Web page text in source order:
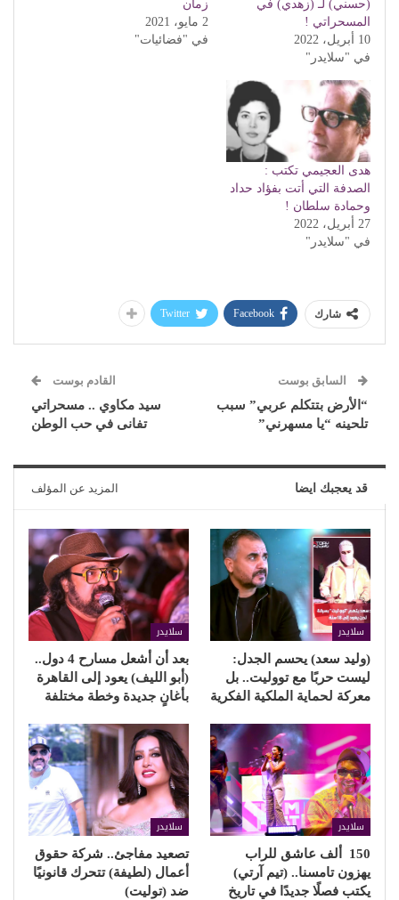
(حسني) لـ (زهدي) في
المسحراتي !
10 أبريل، 2022
في "سلايدر"
زمان
2 مايو، 2021
في "فضائيات"
هدى العجيمي تكتب :
الصدفة التي أتت بفؤاد حداد
وحمادة سلطان !
27 أبريل، 2022
في "سلايدر"
شارك Facebook
Twitter
السابق بوست
“الأرض بتتكلم عربي” سبب
تلحينه “يا مسهرني”
القادم بوست
سيد مكاوي .. مسحراتي
تفانى في حب الوطن
قد يعجبك ايضا المزيد عن المؤلف
سلايدر
(وليد سعد) يحسم الجدل:
ليست حربًا مع تووليت.. بل
معركة لحماية الملكية الفكرية
سلايدر
بعد أن أشعل مسارح 4 دول..
(أبو الليف) يعود إلى القاهرة
بأغانٍ جديدة وخطة مختلفة
سلايدر
150 ألف عاشق للراب
يهزون تامسنا.. (تيم آرتي)
يكتب فصلًا جديدًا في تاريخ
سلايدر
تصعيد مفاجئ.. شركة حقوق
أعمال (لطيفة) تتحرك قانونيًا
ضد (توليت)